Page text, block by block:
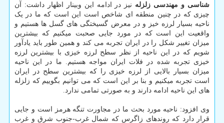
شناسی و مهندسی زلزله نیز در ادامه این وبینار اظهار داشت: آن
چیزی که در چنین منطقه ای شاخص است این است که ما در یک
ناحیه بسیار لرزه خیز و در معرض گسیختگی های گسل ها هستیم و
واقعیت این است که در مورد جایی صحبت میکنیم که بیشترین
میزان تغییر شکل را در ایران تجربه می کند و همین طور باید یادآور
شویم که در این ناحیه از نظر سطح لرزه خیزی با بیشترین لرزه
خیزی تجربه شده در فلات ایران مواجه هستیم. ما در این ناحیه
میزان بسیار بالایی از لرزه خیزی را که بیشترین سطح در ایران
است تجربه میکنیم و بنا بر این است که می توانیم بگوییم که زلزله
های این ناحیه ادامه دارند و به صورتی تمامی ندارد.
وی افزود: ناحیه مورد بحث ما در مجاورت تنگه هرمز است و جایی
قرار دارد که روندهای زاگرس که شمال غرب-جنوب شرق و غرب